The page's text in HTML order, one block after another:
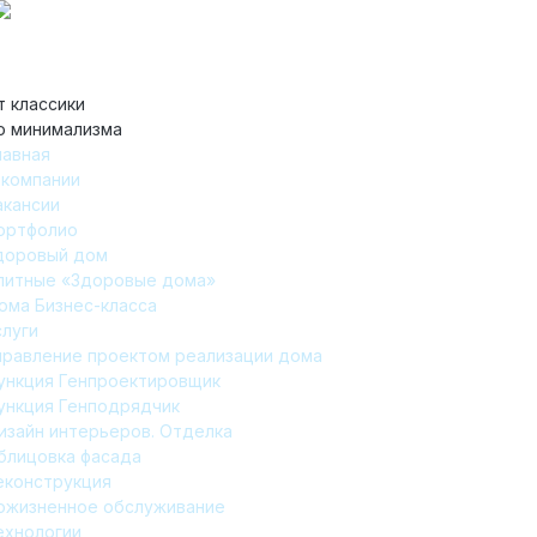
классики
минимализма
дом
«Здоровые дома»
Бизнес-класса
проектом реализации дома
Генпроектировщик
Генподрядчик
интерьеров. Отделка
фасада
обслуживание